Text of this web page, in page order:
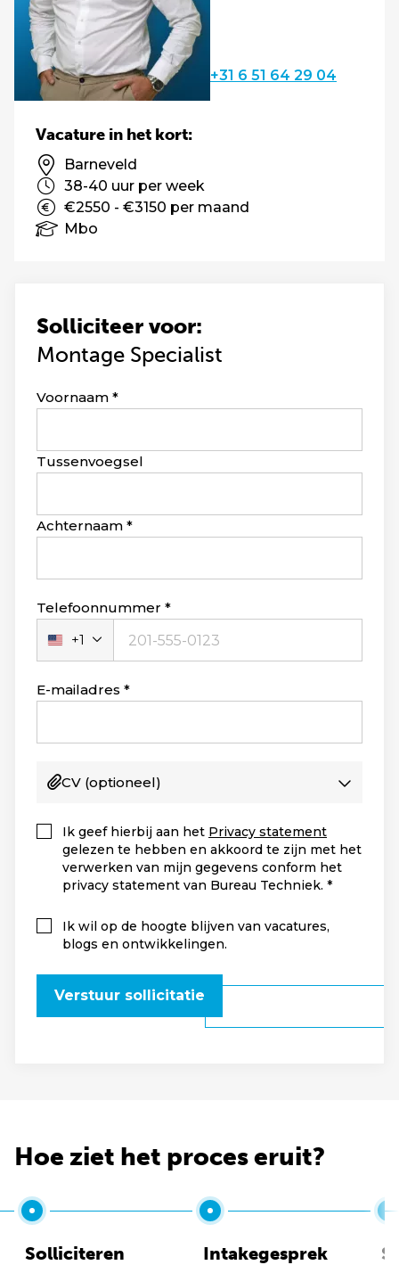
+31 6 51 64 29 04
Solliciteer voor:
Montage Specialist
Leave
blank
Voornaam
Tussenvoegsel
Achternaam
Telefoonnummer
Verenigde
Staten
+1
+1
E-mailadres
CV (optioneel)
Ik geef hierbij aan het Privacy statement
gelezen te hebben en akkoord te zijn met het
verwerken van mijn gegevens conform het
privacy statement van Bureau Techniek.
Ik wil op de hoogte blijven van vacatures,
blogs en ontwikkelingen.
Verstuur sollicitatie
Vacature in het kort:
Barneveld
38-40 uur per week
€2550 - €3150 per maand
Mbo
Hoe ziet het proces eruit?
Solliciteren Intakegesprek